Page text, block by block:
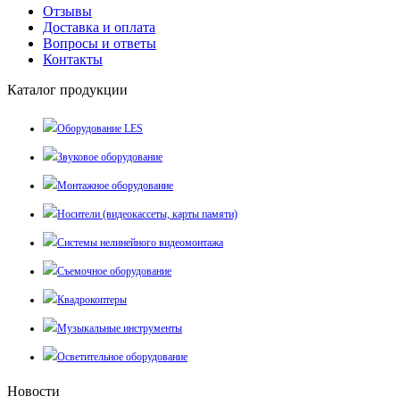
Отзывы
Доставка и оплата
Вопросы и ответы
Контакты
Каталог продукции
Оборудование LES
Звуковое оборудование
Монтажное оборудование
Носители (видеокассеты, карты памяти)
Системы нелинейного видеомонтажа
Съемочное оборудование
Квадрокоптеры
Музыкальные инструменты
Осветительное оборудование
Новости